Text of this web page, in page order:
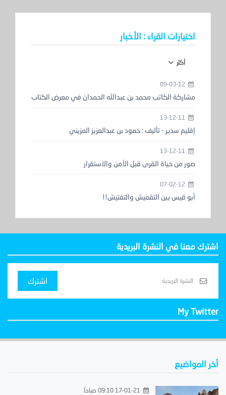
اختيارات القراء : الأخبار
أكثر
مشاركة الكاتب محمد بن عبدالله الحمدان في معرض الكتاب
إقليم سدير - تأليف : حمود بن عبدالعزيز المزيني
صور من حياة القرى قبل الأمن والاستقرار
أبو قيس بين التقميش والتفتيش!!
اشترك معنا في النشرة البريدية
اشترك
My Twitter
أخر المواضيع